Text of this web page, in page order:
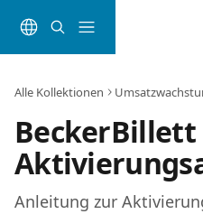
Alle Kollektionen
BeckerBillett
Anleitung zur